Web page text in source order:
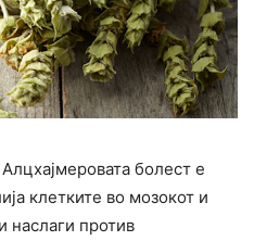
болест е
клетките во мозокот и
наслаги против